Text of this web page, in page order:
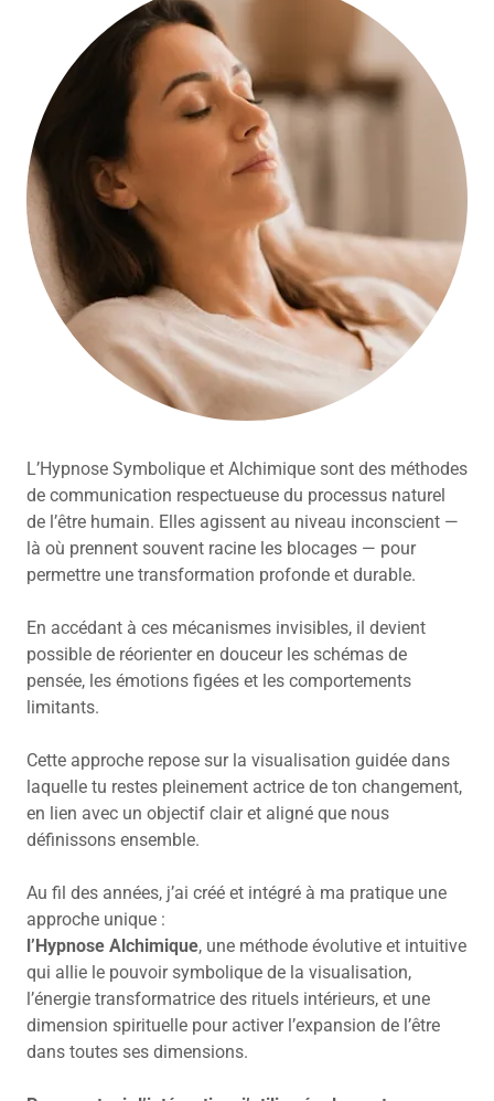
L’Hypnose Symbolique et Alchimique sont des méthodes
de communication respectueuse du processus naturel
de l’être humain. Elles agissent au niveau inconscient —
là où prennent souvent racine les blocages — pour
permettre une transformation profonde et durable.
En accédant à ces mécanismes invisibles, il devient
possible de réorienter en douceur les schémas de
pensée, les émotions figées et les comportements
limitants.
Cette approche repose sur la visualisation guidée dans
laquelle tu restes pleinement actrice de ton changement,
en lien avec un objectif clair et aligné que nous
définissons ensemble.
Au fil des années, j’ai créé et intégré à ma pratique une
approche unique :
l’Hypnose Alchimique, une méthode évolutive et intuitive
qui allie le pouvoir symbolique de la visualisation,
l’énergie transformatrice des rituels intérieurs, et une
dimension spirituelle pour activer l’expansion de l’être
dans toutes ses dimensions.